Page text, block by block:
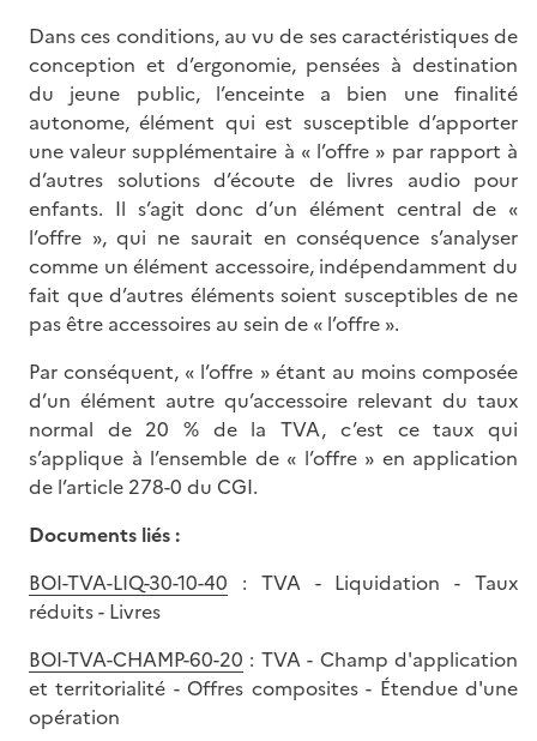
Dans ces conditions, au vu de ses caractéristiques de
conception et d’ergonomie, pensées à destination
du jeune public, l’enceinte a bien une finalité
autonome, élément qui est susceptible d’apporter
une valeur supplémentaire à « l’offre » par rapport à
d’autres solutions d’écoute de livres audio pour
enfants. Il s’agit donc d’un élément central de «
l’offre », qui ne saurait en conséquence s’analyser
comme un élément accessoire, indépendamment du
fait que d’autres éléments soient susceptibles de ne
pas être accessoires au sein de « l’offre ».
Par conséquent, « l’offre » étant au moins composée
d’un élément autre qu’accessoire relevant du taux
normal de 20 % de la TVA, c’est ce taux qui
s’applique à l’ensemble de « l’offre » en application
de l’article 278-0 du CGI.
Documents liés:
BOI-TVA-LIQ-30-10-40 : TVA - Liquidation - Taux
réduits - Livres
BOI-TVA-CHAMP-60-20 : TVA - Champ d'application
et territorialité - Offres composites - Étendue d'une
opération